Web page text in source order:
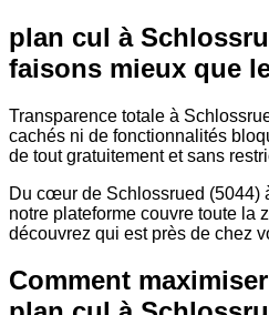
plan cul à
faisons mieux que
Transparence totale à
cachés ni de fonctionnalités
de tout gratuitement et sans
Du cœur de Schlossrued (5044)
notre plateforme couvre toute la
découvrez qui est près de chez
Comment